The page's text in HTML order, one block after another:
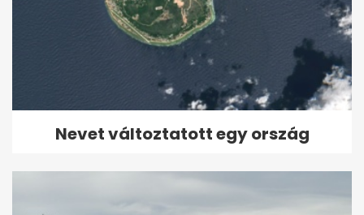
Nevet változtatott egy ország